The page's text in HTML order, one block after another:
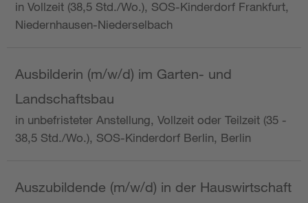
in Vollzeit (38,5 Std./Wo.), SOS-Kinderdorf Frankfurt,
Niedernhausen-Niederselbach
Ausbilderin (m/w/d) im Garten- und
Landschaftsbau
in unbefristeter Anstellung, Vollzeit oder Teilzeit (35 -
38,5 Std./Wo.), SOS-Kinderdorf Berlin, Berlin
Auszubildende (m/w/d) in der Hauswirtschaft